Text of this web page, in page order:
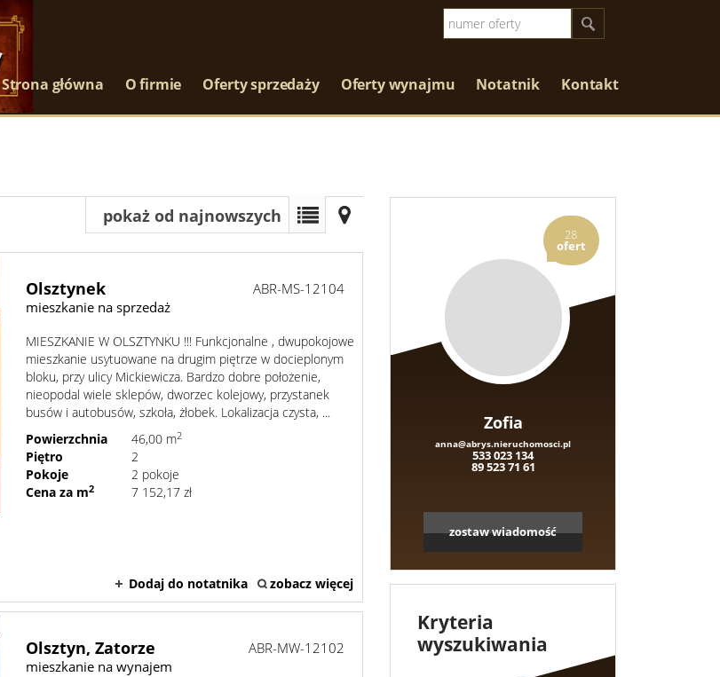
Strona główna O firmie Oferty sprzedaży Oferty wynajmu Notatnik Kontakt
pokaż od najnowszych
Olsztynek
mieszkanie na sprzedaż
ABR-MS-12104
MIESZKANIE W OLSZTYNKU !!! Funkcjonalne , dwupokojowe
mieszkanie usytuowane na drugim piętrze w docieplonym
bloku, przy ulicy Mickiewicza. Bardzo dobre położenie,
nieopodal wiele sklepów, dworzec kolejowy, przystanek
busów i autobusów, szkoła, żłobek. Lokalizacja czysta, ...
Powierzchnia
46,00 m2
Piętro
2
Pokoje
2 pokoje
Cena za m2 7 152,17 zł
Dodaj do notatnika zobacz więcej
Olsztyn, Zatorze
mieszkanie na wynajem
ABR-MW-12102
28
ofert
Zofia
anna@abrys.nieruchomosci.pl
533 023 134
89 523 71 61
zostaw wiadomość
Kryteria
wyszukiwania